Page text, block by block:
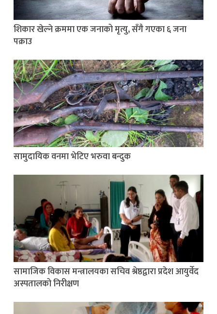
शिकार खेल्ने क्रममा एक जनाको मृत्यु, सँगै गएका ६ जना
पक्राउ
सामुदायिक वनमा भेटिए भरुवा बन्दुक
सामाजिक विकास मन्त्रालयका सचिव श्रेष्ठद्वारा प्रदेश आयुर्वेद
अस्पतालको निरीक्षण